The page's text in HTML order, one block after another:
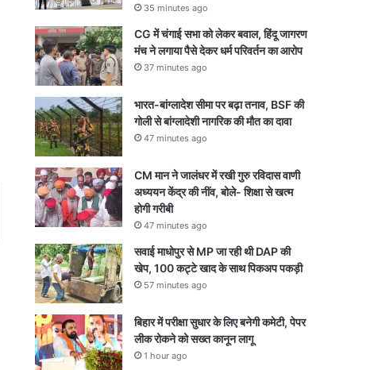
35 minutes ago
CG में चंगाई सभा को लेकर बवाल, हिंदू जागरण
मंच ने लगाया पैसे देकर धर्म परिवर्तन का आरोप
37 minutes ago
भारत-बांग्लादेश सीमा पर बढ़ा तनाव, BSF की
गोली से बांग्लादेशी नागरिक की मौत का दावा
47 minutes ago
CM मान ने जालंधर में रखी गुरु रविदास वाणी
अध्ययन केंद्र की नींव, बोले- शिक्षा से खत्म
होगी गरीबी
47 minutes ago
सवाई माधोपुर से MP जा रही थी DAP की
खेप, 100 कट्टे खाद के साथ पिकअप पकड़ी
57 minutes ago
बिहार में परीक्षा सुधार के लिए बनेगी कमेटी, पेपर
लीक रोकने को सख्त कानून लागू
1 hour ago